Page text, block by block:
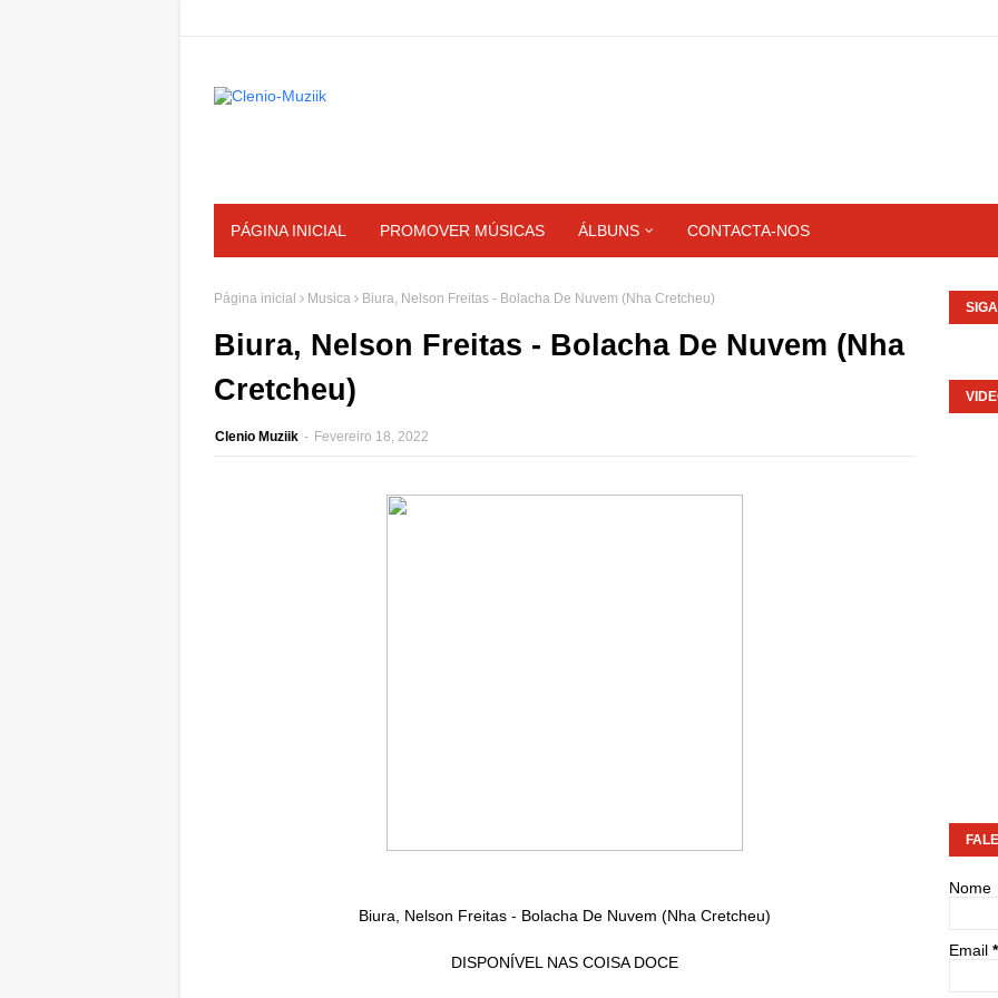
PÁGINA INICIAL PROMOVER MÚSICAS ÁLBUNS CONTACTA-NOS
Página inicial Musica Biura, Nelson Freitas - Bolacha De Nuvem (Nha Cretcheu)
Biura, Nelson Freitas - Bolacha De Nuvem (Nha
Cretcheu)
Clenio Muziik - Fevereiro 18, 2022
Biura, Nelson Freitas - Bolacha De Nuvem (Nha Cretcheu)
DISPONÍVEL NAS COISA DOCE
Nome
Email *